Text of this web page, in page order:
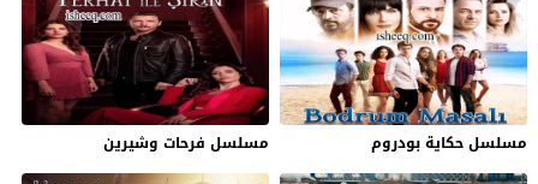
مسلسل حكاية بودروم مسلسل فرحات وشيرين